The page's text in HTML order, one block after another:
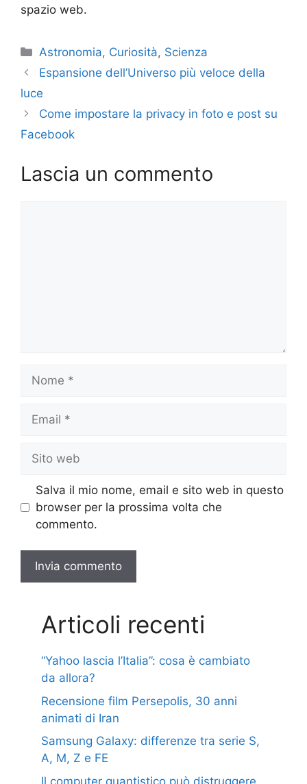
spazio web.
Categorie
Astronomia, Curiosità, Scienza
Espansione dell’Universo più veloce della
luce
Come impostare la privacy in foto e post su
Facebook
Lascia un commento
web
Salva il mio nome, email e sito web in questo
browser per la prossima volta che
commento.
Articoli recenti
“Yahoo lascia l’Italia”: cosa è cambiato
da allora?
Recensione film Persepolis, 30 anni
animati di Iran
Samsung Galaxy: differenze tra serie S,
A, M, Z e FE
Il computer quantistico può distruggere